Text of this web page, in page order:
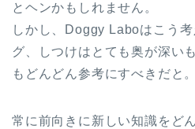
とヘンかもしれません。
しかし、Doggy Laboはこう
グ、しつけはとても奥が深い
もどんどん参考にすべきだと。
常に前向きに新しい知識をど